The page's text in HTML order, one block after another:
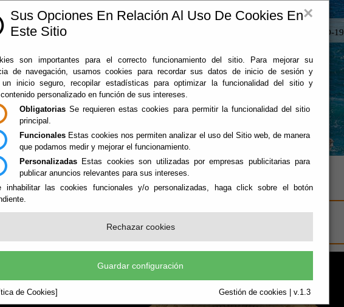
×
Sus Opciones En Relación Al Uso De Cookies En
Este Sitio
son importantes para el correcto funcionamiento del sitio. Para mejorar su
de navegación, usamos cookies para recordar sus datos de inicio de sesión y
un inicio seguro, recopilar estadísticas para optimizar la funcionalidad del sitio y
personalizado en función de sus intereses.
Obligatorias Se requieren estas cookies para permitir la funcionalidad del sitio
principal.
Funcionales Estas cookies nos permiten analizar el uso del Sitio web, de manera
que podamos medir y mejorar el funcionamiento.
Personalizadas Estas cookies son utilizadas por empresas publicitarias para
publicar anuncios relevantes para sus intereses.
inhabilitar las cookies funcionales y/o personalizadas, haga click sobre el botón
Rechazar cookies
Guardar configuración
de Cookies] Gestión de cookies | v.1.3
360 COVID-19
SINGULARES - PATRIMONIO